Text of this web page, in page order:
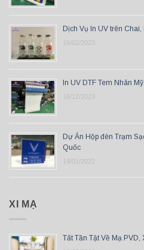
Dịch Vụ In UV trên
16/02/2023
In UV DTF Tem Nhãn
16/12/2023
Dự Án Hộp đèn Trạm
Quốc
14/01/2022
XI MẠ
Tất Tần Tật Về Mạ